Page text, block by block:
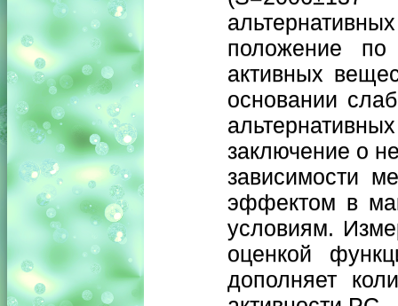
положение по
активных
основании
заключение о
зависимости
эффектом в
условиям.
оценкой
дополняет